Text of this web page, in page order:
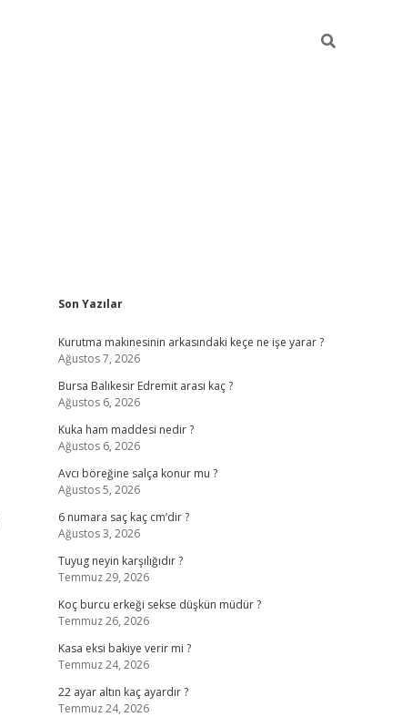
Sidebar
Son Yazılar
Kurutma makinesinin arkasındaki keçe ne işe yarar ?
Ağustos 7, 2026
Bursa Balıkesir Edremit arası kaç ?
Ağustos 6, 2026
Kuka ham maddesi nedir ?
Ağustos 6, 2026
Avcı böreğine salça konur mu ?
Ağustos 5, 2026
6 numara saç kaç cm’dir ?
Ağustos 3, 2026
Tuyug neyin karşılığıdır ?
Temmuz 29, 2026
Koç burcu erkeği sekse düşkün müdür ?
Temmuz 26, 2026
Kasa eksi bakiye verir mi ?
Temmuz 24, 2026
22 ayar altın kaç ayardır ?
Temmuz 24, 2026